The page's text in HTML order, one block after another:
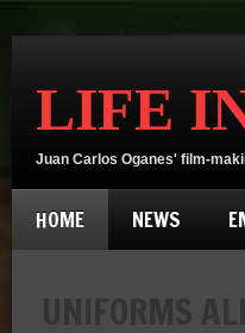
LIFE
Juan Carlos Oganes' film-
HOME NEWS